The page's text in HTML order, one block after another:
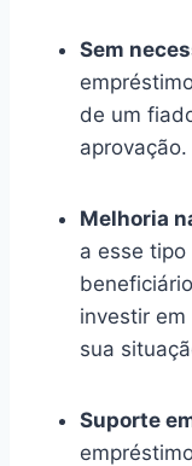
Sem
de um
aprovação.
Melhoria
a esse
investir
sua
Suporte